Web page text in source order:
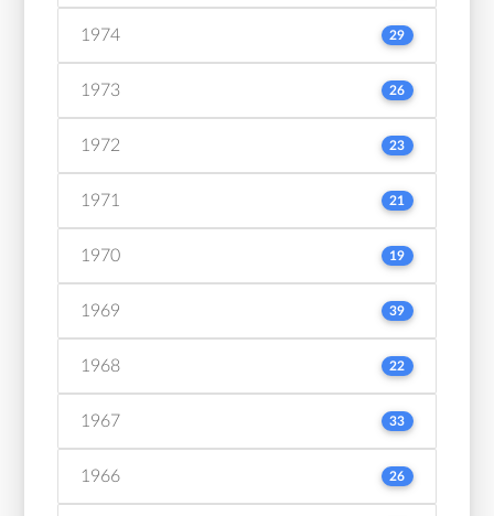
1974 29
1973 26
1972 23
1971 21
1970 19
1969 39
1968 22
1967 33
1966 26